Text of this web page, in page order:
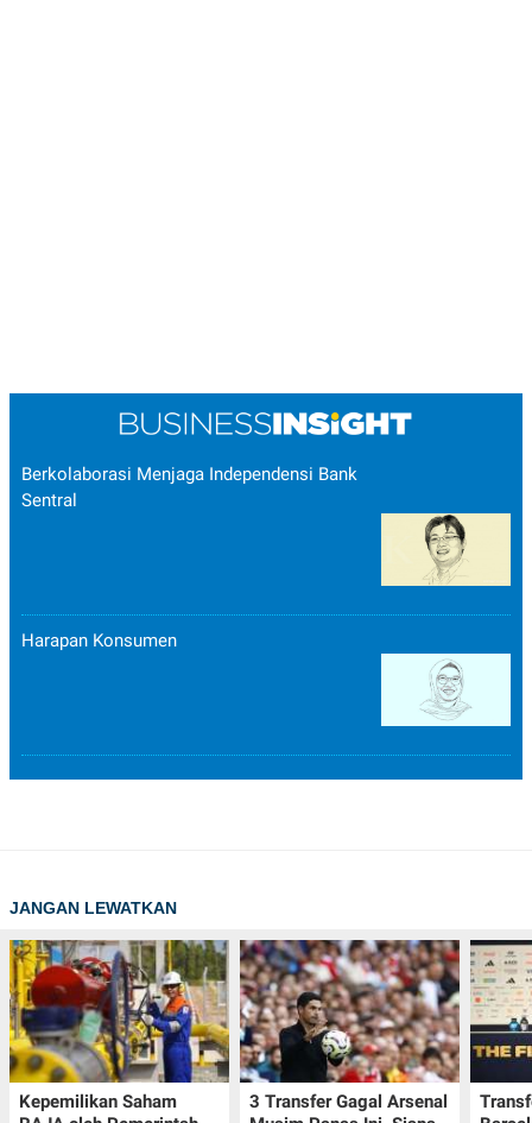
Berkolaborasi Menjaga Independensi Bank
Sentral
Harapan Konsumen
JANGAN LEWATKAN
Kepemilikan Saham
3 Transfer Gagal Arsenal